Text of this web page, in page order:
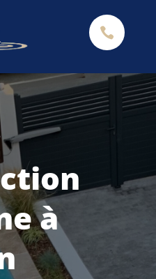

à